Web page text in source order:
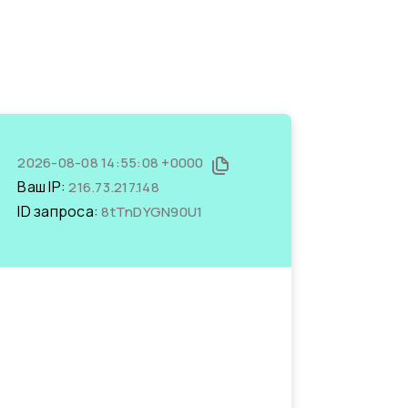
2026-08-08 14:55:08 +0000
Ваш IP:216.73.217.148
ID запроса:8tTnDYGN90U1